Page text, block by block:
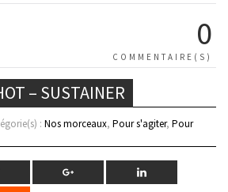
0
COMMENTAIRE(S)
– SUSTAINER
: Nos morceaux, Pour s'agiter, Pour